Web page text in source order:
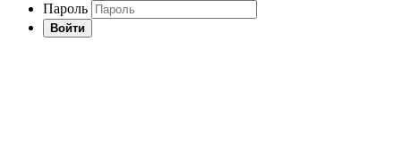
Пароль
Войти